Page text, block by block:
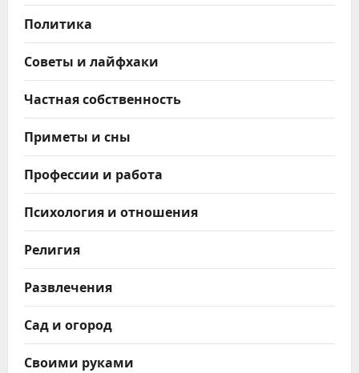
Политика
Советы и лайфхаки
Частная собственность
Приметы и сны
Профессии и работа
Психология и отношения
Религия
Развлечения
Сад и огород
Своими руками